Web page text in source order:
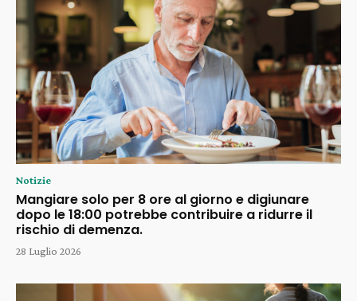
Notizie
Mangiare solo per 8 ore al giorno e digiunare
dopo le 18:00 potrebbe contribuire a ridurre il
rischio di demenza.
28 Luglio 2026